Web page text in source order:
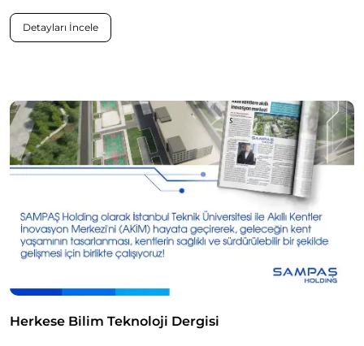
Detayları İncele
Herkese Bilim Teknoloji Dergisi